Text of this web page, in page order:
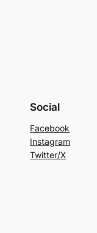
Social
Facebook
Instagram
Twitter/X